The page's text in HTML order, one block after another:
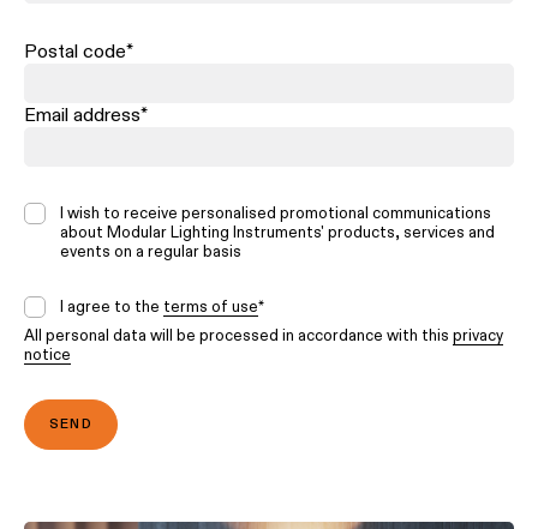
Postal code*
Email address*
I wish to receive personalised promotional communications
about Modular Lighting Instruments' products, services and
events on a regular basis
I agree to the terms of use*
All personal data will be processed in accordance with this privacy
notice